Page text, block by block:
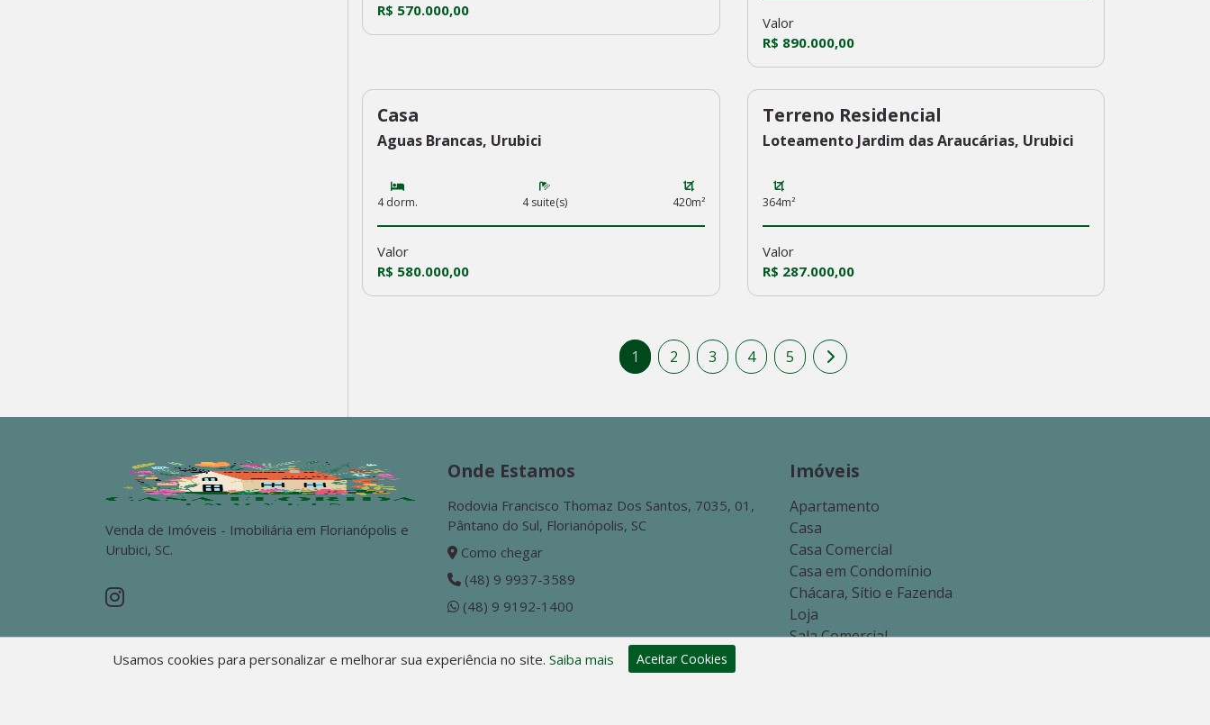
R$ 570.000,00
Valor
R$ 890.000,00
227
Casa
Aguas Brancas, Urubici
4 dorm. 4 suite(s) 420m²
Valor
R$ 580.000,00
226
Terreno Residencial
Loteamento Jardim das Araucárias, Urubici
364m²
Valor
R$ 287.000,00
1 2 3 4 5
Venda de Imóveis - Imobiliária em Florianópolis e
Urubici, SC.
Onde Estamos
Rodovia Francisco Thomaz Dos Santos, 7035, 01,
Pântano do Sul, Florianópolis, SC
Como chegar
(48) 9 9937-3589
(48) 9 9192-1400
Imóveis
Apartamento
Casa
Casa Comercial
Casa em Condomínio
Chácara, Sítio e Fazenda
Loja
Sala Comercial
Usamos cookies para personalizar e melhorar sua experiência no site. Saiba mais Aceitar Cookies